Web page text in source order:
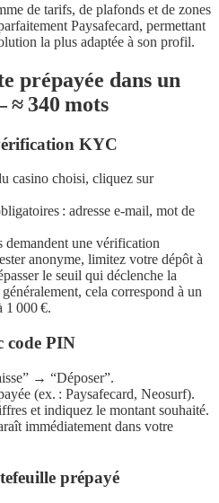
de tarifs, de plafonds et de zones
Paysafecard, permettant
la plus adaptée à son profil.
prépayée dans un
≈ 340 mots
KYC
casino choisi, cliquez sur
: adresse e‑mail, mot de
demandent une vérification
anonyme, limitez votre dépôt à
le seuil qui déclenche la
cela correspond à un
1 000 €.
code PIN
→ “Déposer”.
(ex. : Paysafecard, Neosurf).
et indiquez le montant souhaité.
immédiatement dans votre
prépayé